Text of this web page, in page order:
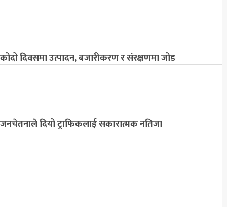
कोदो दिवसमा उत्पादन, बजारीकरण र संरक्षणमा जोड
जनचेतनाले दियो ट्राफिकलाई सकारात्मक नतिजा